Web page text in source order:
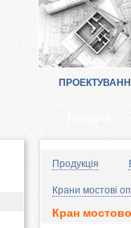
Продукція
Крани мостові
Кран